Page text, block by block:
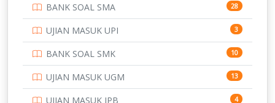
BANK SOAL SMA 28
UJIAN MASUK UPI 3
BANK SOAL SMK 10
UJIAN MASUK UGM 13
UJIAN MASUK IPB 4